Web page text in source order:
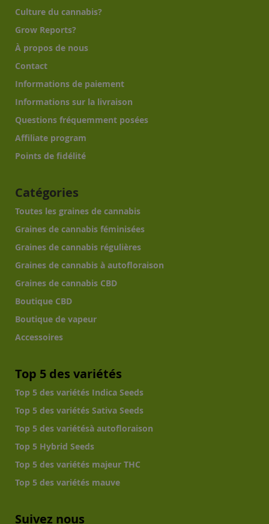
Culture du cannabis?
Grow Reports?
À propos de nous
Contact
Informations de paiement
Informations sur la livraison
Questions fréquemment posées
Affiliate program
Points de fidélité
Catégories
Toutes les graines de cannabis
Graines de cannabis féminisées
Graines de cannabis régulières
Graines de cannabis à autofloraison
Graines de cannabis CBD
Boutique CBD
Boutique de vapeur
Accessoires
Top 5 des variétés
Top 5 des variétés Indica Seeds
Top 5 des variétés Sativa Seeds
Top 5 des variétésà autofloraison
Top 5 Hybrid Seeds
Top 5 des variétés majeur THC
Top 5 des variétés mauve
Suivez nous